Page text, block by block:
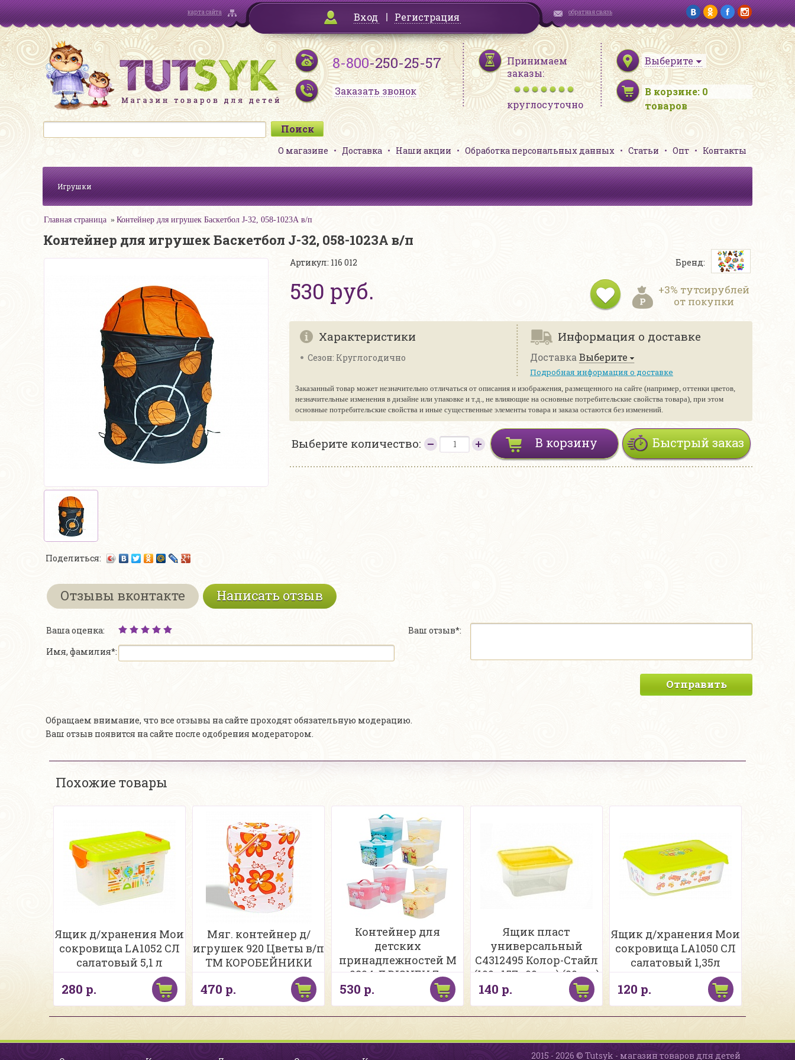
карта сайта Вход Регистрация обратная связь
8-800-250-25-57
Заказать звонок
Принимаем
заказы:
круглосуточно
Выберите
В корзине: 0
товаров
О магазине Доставка Наши акции Обработка персональных данных Статьи Опт Контакты
Игрушки
Главная страница Контейнер для игрушек Баскетбол J-32, 058-1023А в/п
Контейнер для игрушек Баскетбол J-32, 058-1023А в/п
Поделиться:
Артикул: 116 012
530 руб.
Бренд:
+3% тутсирублей
от покупки
Характеристики
Сезон: Круглогодично
Информация о доставке
Доставка Выберите
Подробная информация о доставке
Заказанный товар может незначительно отличаться от описания и изображения, размещенного на сайте (например, оттенки цветов,
незначительные изменения в дизайне или упаковке и т.д., не влияющие на основные потребительские свойства товара), при этом
основные потребительские свойства и иные существенные элементы товара и заказа остаются без изменений.
Выберите количество: Быстрый заказ
В корзину
Отзывы вконтакте Написать отзыв
Ваша оценка:
Имя, фамилия*:
Ваш отзыв*:
Отправить
Обращаем внимание, что все отзывы на сайте проходят обязательную модерацию.
Ваш отзыв появится на сайте после одобрения модератором.
Похожие товары
Ящик д/хранения Мои
сокровища LA1052 СЛ
салатовый 5,1 л
280 р.
Мяг. контейнер д/
игрушек 920 Цветы в/п
ТМ КОРОБЕЙНИКИ
470 р.
Контейнер для
детских
принадлежностей М
2824-Д DISNEY 7л
530 р.
Ящик пласт
универсальный
С4312495 Колор-Стайл
(190х157х90мм) (20 шт)
140 р.
Ящик д/хранения Мои
сокровища LA1050 СЛ
салатовый 1,35л
120 р.
2015 - 2026 © Tutsyk - магазин товаров для детей